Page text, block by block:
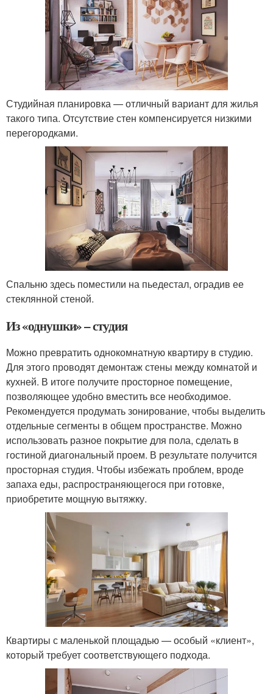
Студийная планировка — отличный вариант для жилья
такого типа. Отсутствие стен компенсируется низкими
перегородками.
Спальню здесь поместили на пьедестал, оградив ее
стеклянной стеной.
Из «однушки» – студия
Можно превратить однокомнатную квартиру в студию.
Для этого проводят демонтаж стены между комнатой и
кухней. В итоге получите просторное помещение,
позволяющее удобно вместить все необходимое.
Рекомендуется продумать зонирование, чтобы выделить
отдельные сегменты в общем пространстве. Можно
использовать разное покрытие для пола, сделать в
гостиной диагональный проем. В результате получится
просторная студия. Чтобы избежать проблем, вроде
запаха еды, распространяющегося при готовке,
приобретите мощную вытяжку.
Квартиры с маленькой площадью — особый «клиент»,
который требует соответствующего подхода.